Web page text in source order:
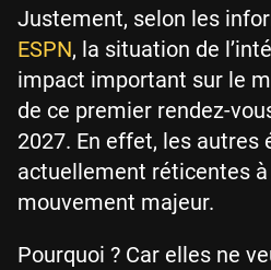
Justement, selon les
ESPN, la situation de
impact important sur le
de ce premier rendez-
2027. En effet, les autres
actuellement réticentes à
mouvement majeur.
Pourquoi ? Car elles ne